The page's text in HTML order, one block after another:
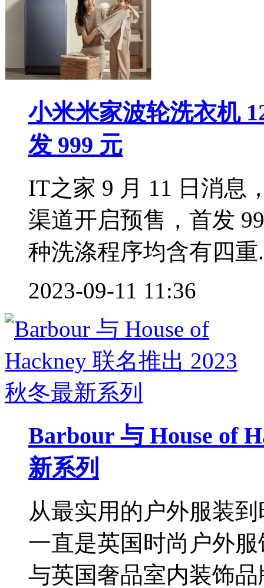
小米米家波轮洗衣机
发 999 元
IT之家 9 月 11 日消息
渠道开启预售，首发
种洗涤程序均含有四重
2023-09-11 11:36
Barbour 与 House of
新系列
从最实用的户外服装
一直是英国时尚户外
与英国奢品室内装饰品